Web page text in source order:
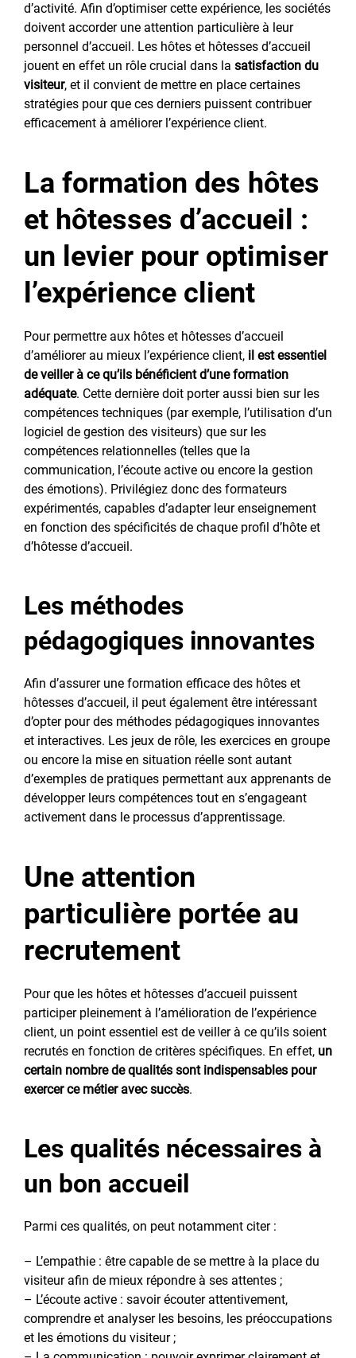
d’activité. Afin d’optimiser cette expérience, les sociétés
doivent accorder une attention particulière à leur
personnel d’accueil. Les hôtes et hôtesses d’accueil
jouent en effet un rôle crucial dans la satisfaction du
visiteur, et il convient de mettre en place certaines
stratégies pour que ces derniers puissent contribuer
efficacement à améliorer l’expérience client.
La formation des hôtes
et hôtesses d’accueil :
un levier pour optimiser
l’expérience client
Pour permettre aux hôtes et hôtesses d’accueil
d’améliorer au mieux l’expérience client, il est essentiel
de veiller à ce qu’ils bénéficient d’une formation
adéquate. Cette dernière doit porter aussi bien sur les
compétences techniques (par exemple, l’utilisation d’un
logiciel de gestion des visiteurs) que sur les
compétences relationnelles (telles que la
communication, l’écoute active ou encore la gestion
des émotions). Privilégiez donc des formateurs
expérimentés, capables d’adapter leur enseignement
en fonction des spécificités de chaque profil d’hôte et
d’hôtesse d’accueil.
Les méthodes
pédagogiques innovantes
Afin d’assurer une formation efficace des hôtes et
hôtesses d’accueil, il peut également être intéressant
d’opter pour des méthodes pédagogiques innovantes
et interactives. Les jeux de rôle, les exercices en groupe
ou encore la mise en situation réelle sont autant
d’exemples de pratiques permettant aux apprenants de
développer leurs compétences tout en s’engageant
activement dans le processus d’apprentissage.
Une attention
particulière portée au
recrutement
Pour que les hôtes et hôtesses d’accueil puissent
participer pleinement à l’amélioration de l’expérience
client, un point essentiel est de veiller à ce qu’ils soient
recrutés en fonction de critères spécifiques. En effet, un
certain nombre de qualités sont indispensables pour
exercer ce métier avec succès.
Les qualités nécessaires à
un bon accueil
Parmi ces qualités, on peut notamment citer :
– L’empathie : être capable de se mettre à la place du
visiteur afin de mieux répondre à ses attentes ;
– L’écoute active : savoir écouter attentivement,
comprendre et analyser les besoins, les préoccupations
et les émotions du visiteur ;